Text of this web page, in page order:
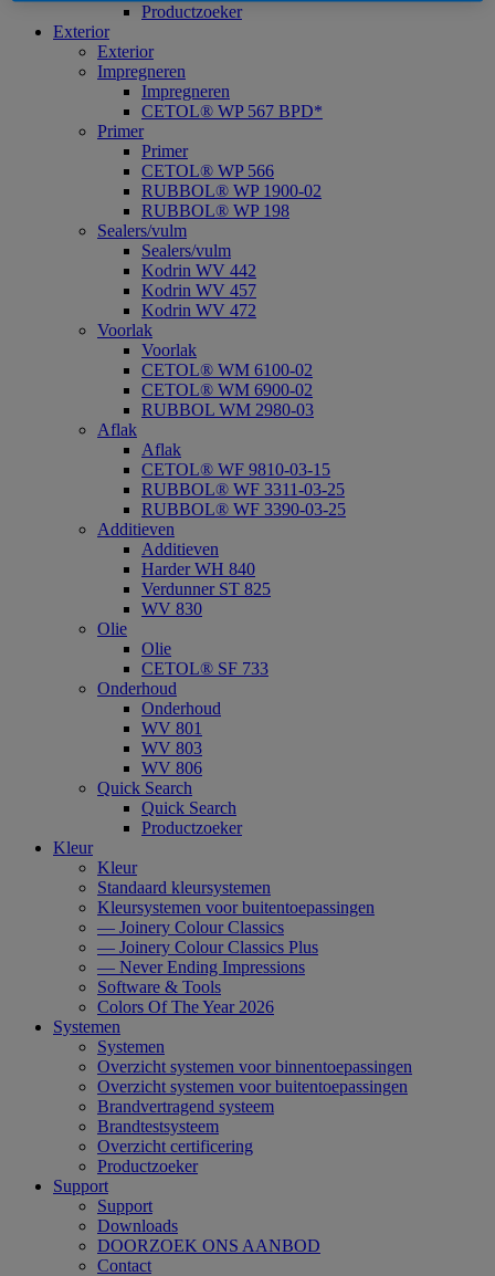
Productzoeker
Exterior
Exterior
Impregneren
Impregneren
CETOL® WP 567 BPD*
Primer
Primer
CETOL® WP 566
RUBBOL® WP 1900-02
RUBBOL® WP 198
Sealers/vulm
Sealers/vulm
Kodrin WV 442
Kodrin WV 457
Kodrin WV 472
Voorlak
Voorlak
CETOL® WM 6100-02
CETOL® WM 6900-02
RUBBOL WM 2980-03
Aflak
Aflak
CETOL® WF 9810-03-15
RUBBOL® WF 3311-03-25
RUBBOL® WF 3390-03-25
Additieven
Additieven
Harder WH 840
Verdunner ST 825
WV 830
Olie
Olie
CETOL® SF 733
Onderhoud
Onderhoud
WV 801
WV 803
WV 806
Quick Search
Quick Search
Productzoeker
Kleur
Kleur
Standaard kleursystemen
Kleursystemen voor buitentoepassingen
— Joinery Colour Classics
— Joinery Colour Classics Plus
— Never Ending Impressions
Software & Tools
Colors Of The Year 2026
Systemen
Systemen
Overzicht systemen voor binnentoepassingen
Overzicht systemen voor buitentoepassingen
Brandvertragend systeem
Brandtestsysteem
Overzicht certificering
Productzoeker
Support
Support
Downloads
DOORZOEK ONS AANBOD
Contact